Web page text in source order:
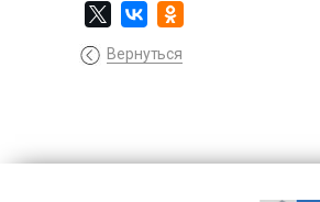
Вернуться